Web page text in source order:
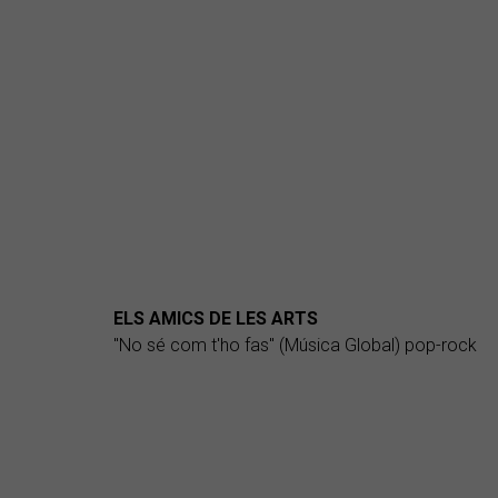
ELS AMICS DE LES ARTS
"No sé com t'ho fas" (Música Global) pop-rock